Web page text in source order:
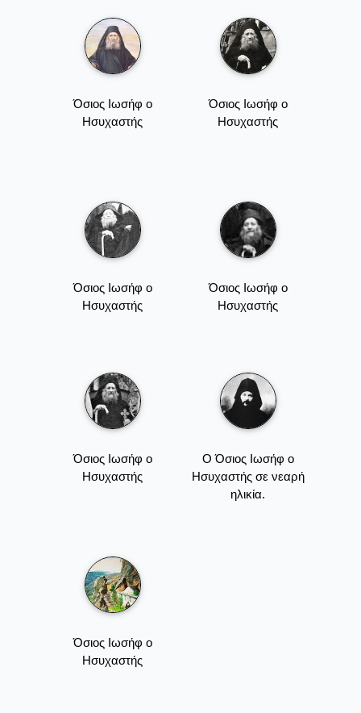
Όσιος Ιωσήφ ο
Ησυχαστής
Όσιος Ιωσήφ ο
Ησυχαστής
Όσιος Ιωσήφ ο
Ησυχαστής
Όσιος Ιωσήφ ο
Ησυχαστής
Όσιος Ιωσήφ ο
Ησυχαστής
Ο Όσιος Ιωσήφ ο
Ησυχαστής σε νεαρή
ηλικία.
Όσιος Ιωσήφ ο
Ησυχαστής